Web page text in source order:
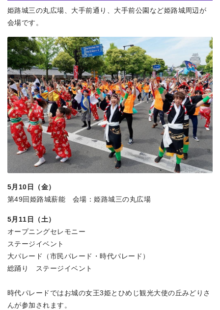
姫路城三の丸広場、大手前通り、大手前公園など姫路城周辺が
会場です。
5月10日（金）
第49回姫路城薪能 会場：姫路城三の丸広場
5月11日（土）
オープニングセレモニー
ステージイベント
大パレード（市民パレード・時代パレード）
総踊り ステージイベント
時代パレードではお城の女王3姫とひめじ観光大使の丘みどりさ
んが参加されます。